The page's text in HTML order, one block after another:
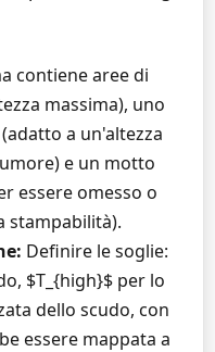
contiene aree di
massima), uno
a un'altezza
e un motto
essere omesso o
stampabilità).
Definire le soglie:
$T_{high}$ per lo
dello scudo, con
essere mappata a